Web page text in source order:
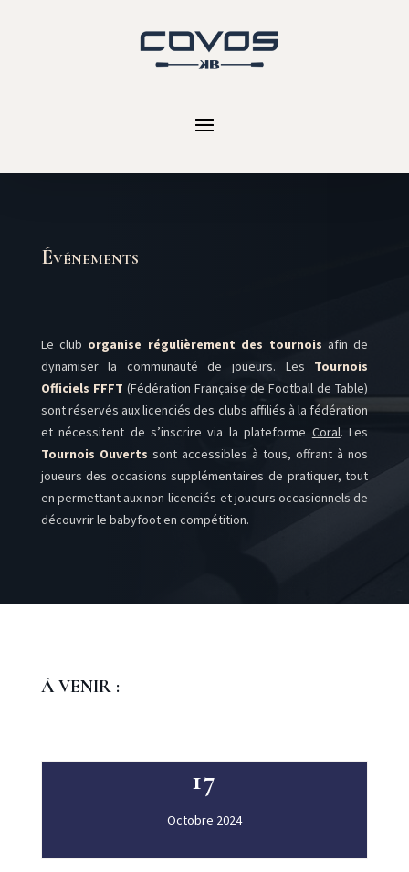
Événements
Le club organise régulièrement des tournois afin de
dynamiser la communauté de joueurs. Les Tournois
Officiels FFFT (Fédération Française de Football de Table)
sont réservés aux licenciés des clubs affiliés à la fédération
et nécessitent de s’inscrire via la plateforme Coral. Les
Tournois Ouverts sont accessibles à tous, offrant à nos
joueurs des occasions supplémentaires de pratiquer, tout
en permettant aux non-licenciés et joueurs occasionnels de
découvrir le babyfoot en compétition.
À VENIR :
17
Octobre 2024